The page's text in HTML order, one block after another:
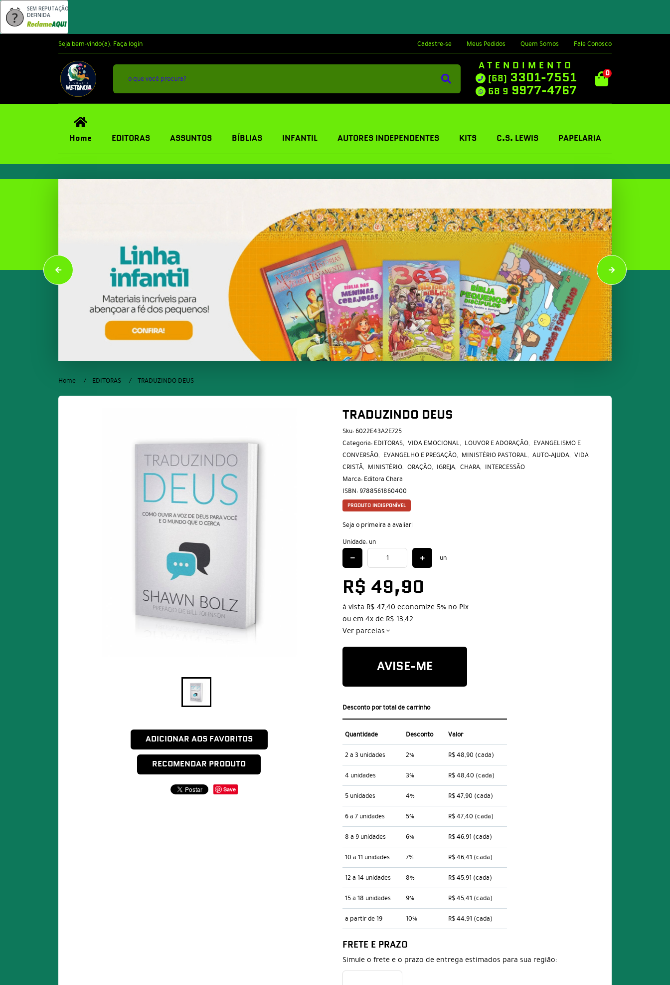
SEM REPUTAÇÃO
DEFINIDA
Seja bem-vindo(a), Faça login Cadastre-se Meus Pedidos Quem Somos Fale Conosco
ATENDIMENTO
(68) 3301-7551
68 9 9977-4767
0
Home EDITORAS ASSUNTOS BÍBLIAS INFANTIL AUTORES INDEPENDENTES KITS C.S. LEWIS PAPELARIA
Home EDITORAS TRADUZINDO DEUS
ADICIONAR AOS FAVORITOS
RECOMENDAR PRODUTO
Save
TRADUZINDO DEUS
Sku: 6022E43A2E725
Categoria: EDITORAS VIDA EMOCIONAL LOUVOR E ADORAÇÃO EVANGELISMO E
CONVERSÃO EVANGELHO E PREGAÇÃO MINISTÉRIO PASTORAL AUTO-AJUDA VIDA
CRISTÃ MINISTÉRIO ORAÇÃO IGREJA CHARA INTERCESSÃO
Marca: Editora Chara
ISBN: 9788561860400
PRODUTO INDISPONÍVEL
Seja o primeira a avaliar!
Unidade: un
un
R$ 49,90
à vista R$ 47,40 economize 5% no Pix
ou em4xde R$ 13,42
Ver parcelas
AVISE-ME
Desconto por total de carrinho
Quantidade Desconto Valor
2 a 3 unidades 2% R$ 48,90 (cada)
4 unidades 3% R$ 48,40 (cada)
5 unidades 4% R$ 47,90 (cada)
6 a 7 unidades 5% R$ 47,40 (cada)
8 a 9 unidades 6% R$ 46,91 (cada)
10 a 11 unidades 7% R$ 46,41 (cada)
12 a 14 unidades 8% R$ 45,91 (cada)
15 a 18 unidades 9% R$ 45,41 (cada)
a partir de 19 10% R$ 44,91 (cada)
FRETE E PRAZO
Simule o frete e o prazo de entrega estimados para sua região: